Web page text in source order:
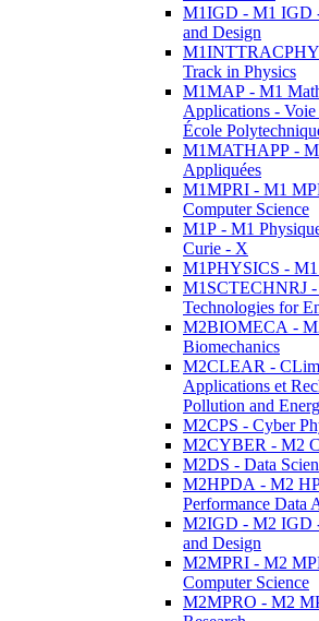
M1IGD - M1 IGD
and Design
M1INTTRACPHY
Track in Physics
M1MAP - M1
Applications - Voie
École
M1MATHAPP -
Appliquées
M1MPRI - M1
Computer Science
M1P - M1
Curie - X
M1PHYSICS - M1
M1SCTECHNRJ -
Technologies for
M2BIOMECA -
Biomechanics
M2CLEAR -
Applications et
Pollution and
M2CPS - Cyber
M2CYBER - M2
M2DS - Data
M2HPDA - M2
Performance Data
M2IGD - M2 IGD
and Design
M2MPRI - M2
Computer Science
M2MPRO - M2